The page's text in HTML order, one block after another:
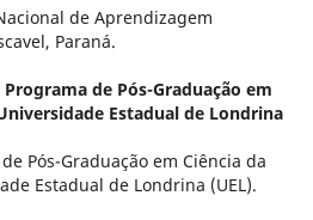
de Aprendizagem
Paraná.
Programa de Pós-Graduação em
Estadual de Londrina
Pós-Graduação em Ciência da
Estadual de Londrina (UEL).